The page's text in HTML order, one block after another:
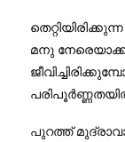
മനു
പുറത്ത്